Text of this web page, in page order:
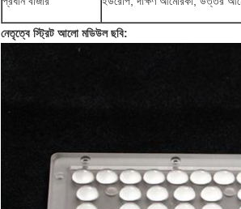
নেতৃত্বে স্ট্রিট আলো মডিউল ছবি: